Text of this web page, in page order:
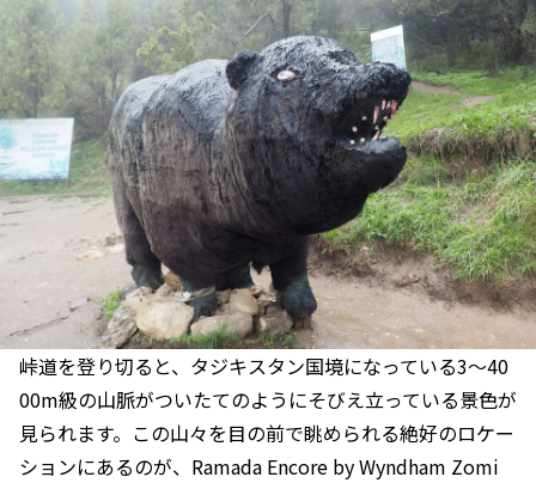
峠道を登り切ると、タジキスタン国境になっている3～40
00m級の山脈がついたてのようにそびえ立っている景色が
見られます。この山々を目の前で眺められる絶好のロケー
ションにあるのが、Ramada Encore by Wyndham Zomi